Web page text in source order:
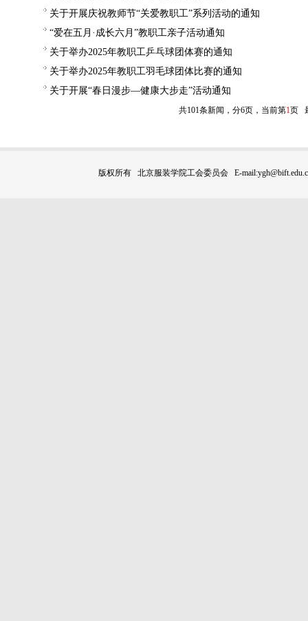
关于开展庆祝教师节“关爱教职工”系列活动的通知
“爱在五月·成长六月”教职工亲子活动通知
关于举办2025年教职工乒乓球团体赛的通知
关于举办2025年教职工羽毛球团体比赛的通知
关于开展“春日漫步—健康大步走”活动通知
共101条新闻，分6页，当前第1页
版权所有 北京服装学院工会委员会 E-